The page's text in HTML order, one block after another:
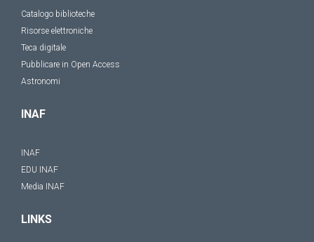
Catalogo biblioteche
Risorse elettroniche
Teca digitale
Pubblicare in Open Access
Astronomi
INAF
INAF
EDU INAF
Media INAF
LINKS